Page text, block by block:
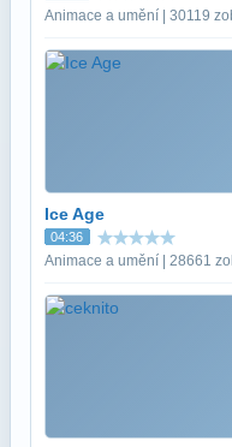
Animace a umění | 30119
Ice Age
04:36
Animace a umění | 28661